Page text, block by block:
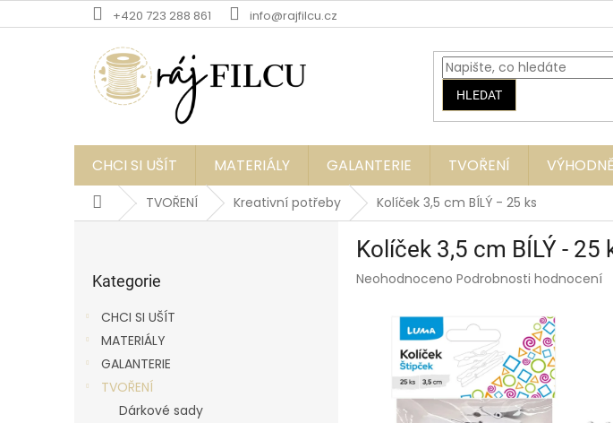
na
+420 723 288 861 info@rajfilcu.cz
HLEDAT
CHCI SI UŠÍT MATERIÁLY GALANTERIE TVOŘENÍ VÝHODNĚ
DomůTVOŘENÍ Kreativní potřeby Kolíček 3,5 cm BÍLÝ - 25 ks
kategorie
Kategorie
CHCI SI UŠÍT
MATERIÁLY
GALANTERIE
TVOŘENÍ
Dárkové sady
Kolíček 3,5 cm BÍLÝ - 25
Průměrné
produktu
hvězdiček.
Neohodnoceno Podrobnosti hodnocení